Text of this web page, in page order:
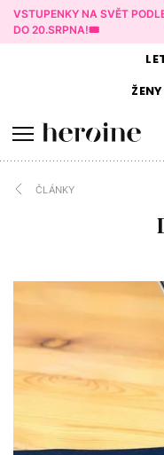
VSTUPENKY NA SVĚT
DO 20.SRPNA!🎟️
ČLÁNKY